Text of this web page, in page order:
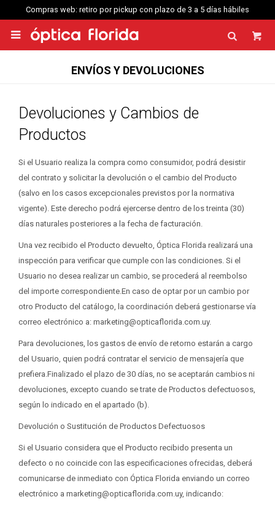
de 3 a 5 días hábiles Compras web envío a Montevideo: Por

ENVÍOS Y DEVOLUCIONES
Devoluciones y Cambios de
Productos
Si el Usuario realiza la compra como consumidor, podrá desistir
del contrato y solicitar la devolución o el cambio del Producto
(salvo en los casos excepcionales previstos por la normativa
vigente). Este derecho podrá ejercerse dentro de los treinta (30)
días naturales posteriores a la fecha de facturación.
Una vez recibido el Producto devuelto, Óptica Florida realizará una
inspección para verificar que cumple con las condiciones. Si el
Usuario no desea realizar un cambio, se procederá al reembolso
del importe correspondiente.En caso de optar por un cambio por
otro Producto del catálogo, la coordinación deberá gestionarse vía
correo electrónico a: marketing@opticaflorida.com.uy.
Para devoluciones, los gastos de envío de retorno estarán a cargo
del Usuario, quien podrá contratar el servicio de mensajería que
prefiera.Finalizado el plazo de 30 días, no se aceptarán cambios ni
devoluciones, excepto cuando se trate de Productos defectuosos,
según lo indicado en el apartado (b).
Devolución o Sustitución de Productos Defectuosos
Si el Usuario considera que el Producto recibido presenta un
defecto o no coincide con las especificaciones ofrecidas, deberá
comunicarse de inmediato con Óptica Florida enviando un correo
electrónico a marketing@opticaflorida.com.uy, indicando: